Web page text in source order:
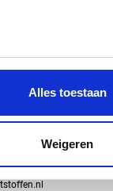
Alles toestaan
Weigeren
4264 KG Veen